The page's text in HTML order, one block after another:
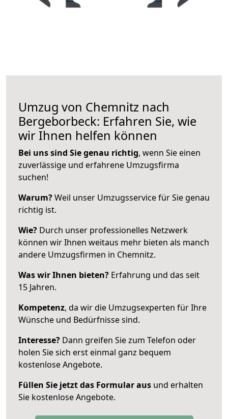
Umzug von Chemnitz nach
Bergeborbeck: Erfahren Sie, wie
wir Ihnen helfen können
Bei uns sind Sie genau richtig, wenn Sie einen
zuverlässige und erfahrene Umzugsfirma
suchen!
Warum?Weil unser Umzugsservice für Sie genau
richtig ist.
Wie? Durch unser professionelles Netzwerk
können wir Ihnen weitaus mehr bieten als manch
andere Umzugsfirmen in Chemnitz.
Was wir Ihnen bieten? Erfahrung und das seit
15 Jahren.
Kompetenz, da wir die Umzugsexperten für Ihre
Wünsche und Bedürfnisse sind.
Interesse? Dann greifen Sie zum Telefon oder
holen Sie sich erst einmal ganz bequem
kostenlose Angebote.
Füllen Sie jetzt das Formular aus und erhalten
Sie kostenlose Angebote.